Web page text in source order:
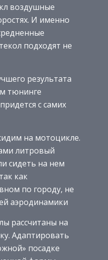
воздушные
И именно
подходят не
результата
тюнинге
с самих
на мотоцикле.
литровый
сидеть на нем
как
по городу, не
аэродинамики
рассчитаны на
Адаптировать
посадке